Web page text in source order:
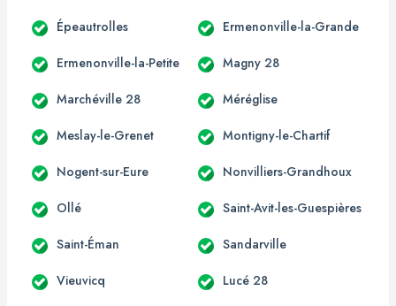
Épeautrolles Ermenonville-la-Grande
Ermenonville-la-Petite Magny 28
Marchéville 28 Méréglise
Meslay-le-Grenet Montigny-le-Chartif
Nogent-sur-Eure Nonvilliers-Grandhoux
Ollé Saint-Avit-les-Guespières
Saint-Éman Sandarville
Vieuvicq Lucé 28